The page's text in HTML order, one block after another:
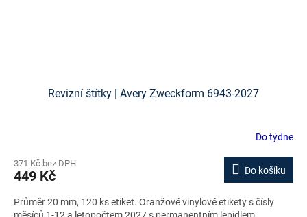
Revizní štítky | Avery Zweckform 6943-2027
Do týdne
371 Kč bez DPH
449 Kč Do košíku
Průměr 20 mm, 120 ks etiket. Oranžové vinylové etikety s čísly